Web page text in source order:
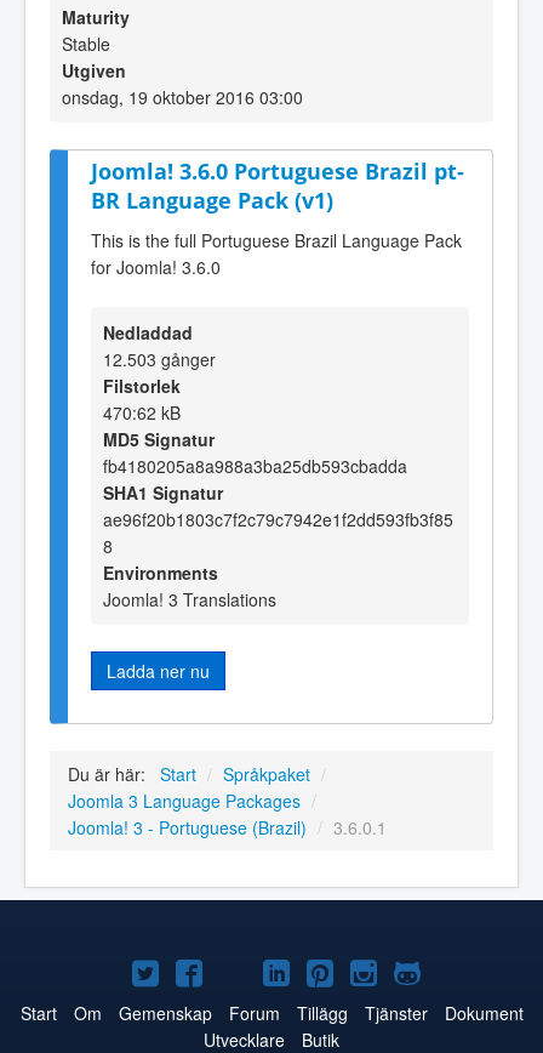
Maturity
Stable
Utgiven
onsdag, 19 oktober 2016 03:00
Joomla! 3.6.0 Portuguese Brazil pt-
BR Language Pack (v1)
This is the full Portuguese Brazil Language Pack
for Joomla! 3.6.0
Nedladdad
12.503 gånger
Filstorlek
470:62 kB
MD5 Signatur
fb4180205a8a988a3ba25db593cbadda
SHA1 Signatur
ae96f20b1803c7f2c79c7942e1f2dd593fb3f85
8
Environments
Joomla! 3 Translations
Ladda ner nu
Du är här: Start / Språkpaket /
Joomla 3 Language Packages /
Joomla! 3 - Portuguese (Brazil) / 3.6.0.1
Joomla!
på
Joomla!
på
Joomla!
på
Joomla!
på
Joomla!
på
Joomla!
på
Joomla!
på
Start Om Gemenskap Forum Tillägg Tjänster
Dokument
Utvecklare
Butik